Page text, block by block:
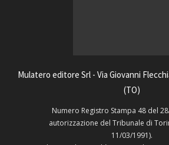
Mulatero editore Srl - Via Giovanni
(TO)
Numero Registro Stampa 48 del
autorizzazione del Tribunale di
11/03/1991).